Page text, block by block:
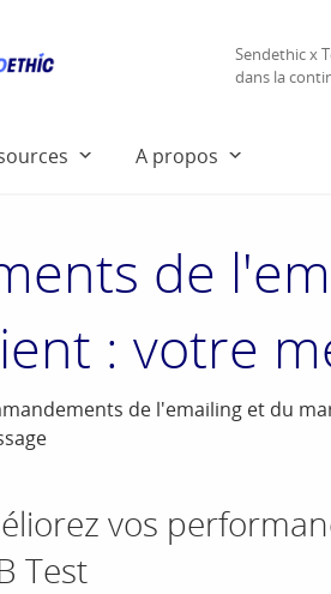
Sendethic x
dans la
A propos
de
: votre
de l'emailing et du
vos
Test